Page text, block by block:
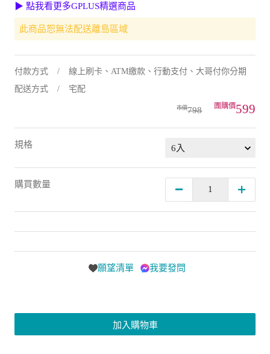
▶ 點我看更多GPLUS精選商品
此商品恕無法配送離島區域
付款方式
線上刷卡、ATM繳款、行動支付、大哥付你分期
配送方式
宅配
798 599
規格
購買數量
願望清單 我要發問
加入購物車